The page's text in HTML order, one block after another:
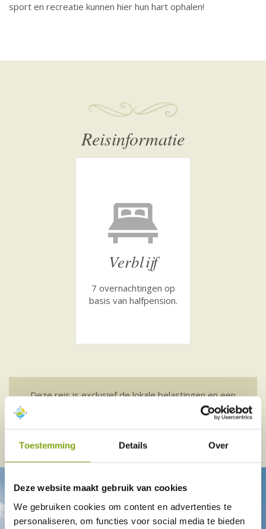
Toestemming Details Over
Deze website maakt gebruik van cookies
We gebruiken cookies om content en advertenties te
personaliseren, om functies voor social media te bieden
sport en recreatie kunnen hier hun hart ophalen!
Reisinformatie
Verblijf
7 overnachtingen op
basis van halfpension.
Deze reis is exclusief de lokale belastingen en een
annulerings- en/of reisverzekering.